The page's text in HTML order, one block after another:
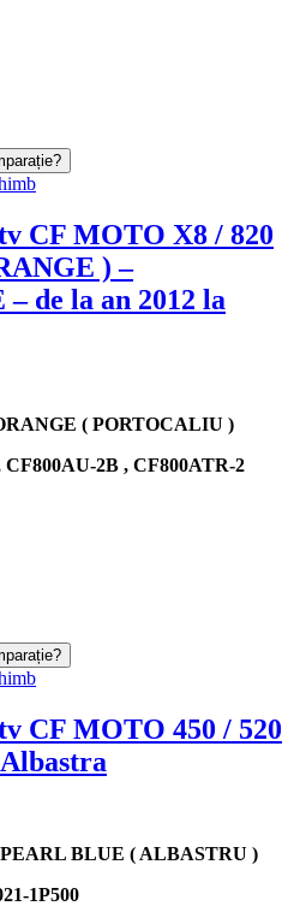
CF MOTO X8 / 820
) –
de la an 2012 la
( PORTOCALIU )
2B , CF800ATR-2
CF MOTO 450 / 520
BLUE ( ALBASTRU )
1P500